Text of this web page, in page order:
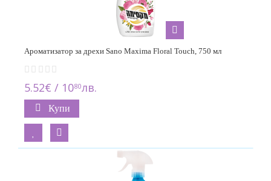
Ароматизатор за дрехи Sano Maxima Floral Touch, 750 мл
5.52€ / 1080лв.
Купи